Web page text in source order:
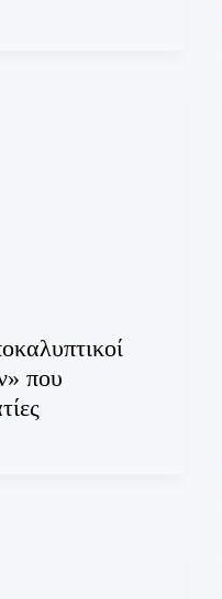
που